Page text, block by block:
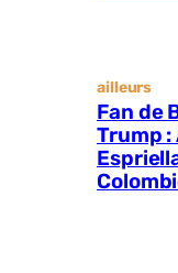
ailleurs
Fan de
Trump :